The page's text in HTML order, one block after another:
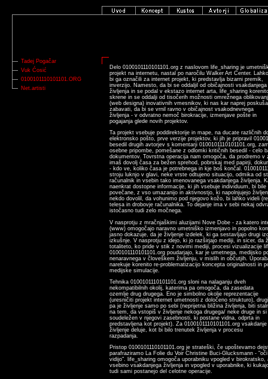
Tadej Pogačar
Vuk Ćosić
0100101110101101.ORG
Net.artisti
Delo 0100101110101101.org z naslovom life_sharing je
projekt na internetu, nastal po naročilu Walker Art Center. Lahko
bi ga označili za internet projekt, ki predstavlja bizarni premik,
inverzijo. Namesto, da bi se oddaljil od običajnosti vsakdanjega
življenja in se podal v ekstazo internet arta, life_sharing
skrene in se oddalji od tisočerih možnosti omrežnega
(web designa) inovativnih vmesnikov, ki nas kar naprej
zabavati, da bi se vrnil ravno v običajnost vsakodnevnega
življenja - v odvratno nemoč birokracije, izmenjave pošte in
pogajanja glede novih projektov.
Ta projekt vsebuje poddirektorije in mape, na ducate različnih
elektronsko pošto, prve verzije projektov, ki jih je pripravil
besedil drugih avtorjev s komentarji 0100101110101101.org,
osebne pripombe, pomešane z odlomki kritičnih besedil - celo
dokumentov. Tovrstna operacija nam omogoča, da prodremo v
imaš dovolj časa za bežen sprehod, pobrskaj med papirji,
- kdo ve, koliko časa je potrebnega in kje boš končal.
stroju luknjo v glavi, neke vrste odtujeno situacijo, odmika od
računalnik in vsebin tako imenovanega vsakdanjega življenja.
naenkrat dostopne informacije, ki jih vsebuje individuum, bi
povečane, z vso umazanijo in aktivnostjo, ki napolnjujejo
nekdo dovolil, da vohunimo pod njegovo kožo, bi lahko videli
telesa in drobovje računalnika. To dejanje ima v sebi nekaj
istočasno tudi zelo močnega.
V nasprotju z mračnjaškimi aluzijami Nove Dobe - za katero
(www) omogočajo naravno umetniško izmenjavo in popolno
jasno dokazuje, da je življenje izdelek, ki ga sestavljajo drugi
izkušnje. V nasprotju z idejo, ki jo razširjajo mediji, in sicer, da
totaliteto, ko pride v stik z novimi mediji, procesi vizualizacije
0100101110101101.org poudarjajo, kar je umetnega, medijsko
nenaravnega v človeškem življenju, v mislih in občutjih.
narekuje korenito re-problematizacijo koncepta originalnosti in
medijske simulacije.
Tehnika 0100101110101101.org sloni na nalaganju dveh
nekompatibilnih okolij, katerima pa omogoča, da zasedata
ozemlje drug drugega. Eno je simbolno okolje reprezentacije
(uresničiti projekt internet umetnosti z določeno strukturo), drugi
pa je življenje samo po sebi (neprijetna bližina življenja, biti
na tem, da vstopiš v življenje nekoga drugega/ neke druge in si
soudeležen v njegovi zasebnosti, ki postane vidna, odprta in
predstavljena kot projekt). Za 0100101110101101.org vsakdanje
življenje deluje, kot bi bilo trenutek življenja v procesu
razpadanja.
Pristop 0100101110101101.org je strateški, če upoštevamo
parafraziramo La Folie du Voir Christine Buci-Glucksmann -
vidijo". life_sharing omogoča uporabniku vpogled v birokratsko,
vsebino vsakdanjega življenja in vpogled v uporabnike, ki
tudi sami postanejo del celotne operacije.